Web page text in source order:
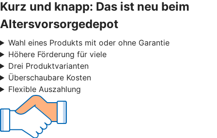
Kurz und knapp: Das ist neu beim
Altersvorsorgedepot
Wahl eines Produkts mit oder ohne Garantie
Höhere Förderung für viele
Drei Produktvarianten
Überschaubare Kosten
Flexible Auszahlung